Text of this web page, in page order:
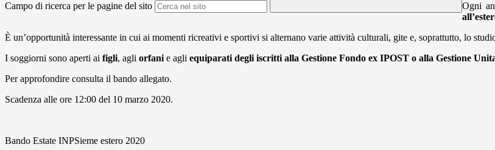
Campo di ricerca per le pagine del sito Ogni
È un’opportunità interessante in cui ai momenti ricreativi e sportivi si alternano varie attività culturali, gite e, soprattutto, lo
I soggiorni sono aperti ai figli, agli orfani e agli equiparati degli iscritti alla Gestione Fondo ex IPOST o alla Gestione
Per approfondire consulta il bando allegato.
Scadenza alle ore 12:00 del 10 marzo 2020.
Bando Estate INPSieme estero 2020